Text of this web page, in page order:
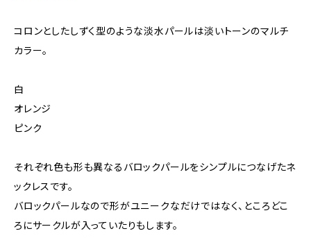
コロンとしたしずく型のような淡水パールは淡いトーンのマルチ
カラー。
白
オレンジ
ピンク
それぞれ色も形も異なるバロックパールをシンプルにつなげたネ
ックレスです。
バロックパールなので形がユニークなだけではなく、ところどこ
ろにサークルが入っていたりもします。